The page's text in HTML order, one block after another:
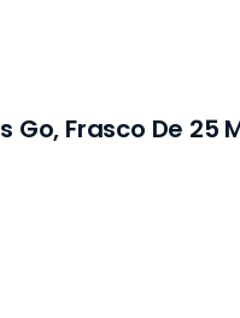
Go, Frasco De 25